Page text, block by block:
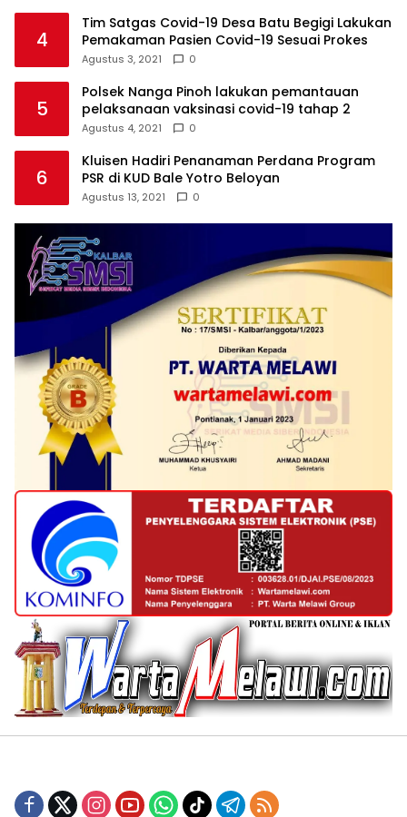
4
Tim Satgas Covid-19 Desa Batu Begigi Lakukan
Pemakaman Pasien Covid-19 Sesuai Prokes
Agustus 3, 2021 0
5
Polsek Nanga Pinoh lakukan pemantauan
pelaksanaan vaksinasi covid-19 tahap 2
Agustus 4, 2021 0
6
Kluisen Hadiri Penanaman Perdana Program
PSR di KUD Bale Yotro Beloyan
Agustus 13, 2021 0